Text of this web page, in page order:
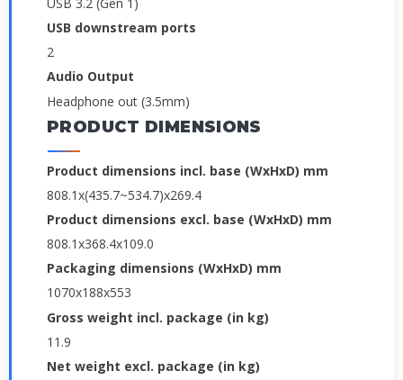
USB downstream ports
2
Audio Output
Headphone out (3.5mm)
PRODUCT DIMENSIONS
Product dimensions incl. base (WxHxD) mm
808.1x(435.7~534.7)x269.4
Product dimensions excl. base (WxHxD) mm
808.1x368.4x109.0
Packaging dimensions (WxHxD) mm
1070x188x553
Gross weight incl. package (in kg)
11.9
Net weight excl. package (in kg)